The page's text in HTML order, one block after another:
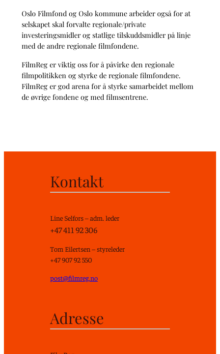
Oslo Filmfond og Oslo kommune arbeider også for at
selskapet skal forvalte regionale/private
investeringsmidler og statlige tilskuddsmidler på linje
med de andre regionale filmfondene.
FilmReg er viktig oss for å påvirke den regionale
filmpolitikken og styrke de regionale filmfondene.
FilmReg er god arena for å styrke samarbeidet mellom
de øvrige fondene og med filmsentrene.
Kontakt
Line Selfors – adm. leder
+47 411 92 306
Tom Eilertsen – styreleder
+47 907 92 550
post@filmreg.no
Adresse